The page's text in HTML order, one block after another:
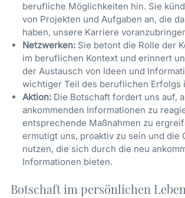
berufliche Möglichkeiten hin. Sie
von Projekten und Aufgaben an, die
haben, unsere Karriere
Netzwerken: Sie betont die Rolle der
im beruflichen Kontext und erinnert
der Austausch von Ideen und
wichtiger Teil des beruflichen Erfolgs
Aktion: Die Botschaft fordert uns auf,
ankommenden Informationen zu
entsprechende Maßnahmen zu
ermutigt uns, proaktiv zu sein und die
nutzen, die sich durch die neu
Informationen bieten.
Botschaft im persönlichen Leben